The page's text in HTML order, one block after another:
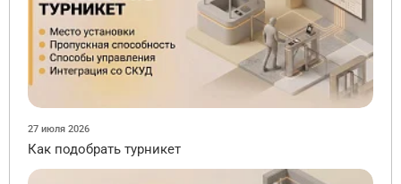
27 июля 2026
Как подобрать турникет